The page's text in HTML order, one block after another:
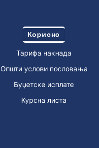
Корисно
Тарифа накнада
Општи услови пословања
Буџетске исплате
Курсна листа